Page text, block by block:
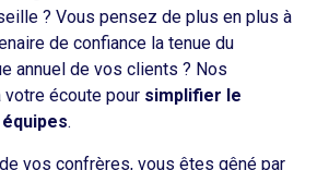
? Vous pensez de plus en plus à
de confiance la tenue du
annuel de vos clients ? Nos
écoute pour simplifier le
.
vos confrères, vous êtes gêné par